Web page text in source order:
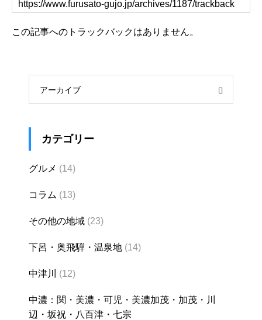
この記事へのトラックバックはありません。
アーカイブ
カテゴリー
グルメ (14)
コラム (13)
その他の地域 (23)
下呂・奥飛騨・温泉地 (14)
中津川 (12)
中濃：関・美濃・可児・美濃加茂・加茂・川
辺・坂祝・八百津・七宗